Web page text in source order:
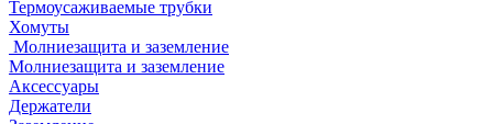
Термоусаживаемые трубки
Хомуты
Молниезащита и заземление
Молниезащита и заземление
Аксессуары
Держатели